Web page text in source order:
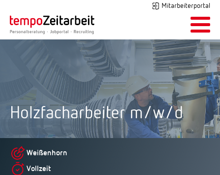
Mitarbeiterportal
Holzfacharbeiter m/w/d
Weißenhorn
Vollzeit